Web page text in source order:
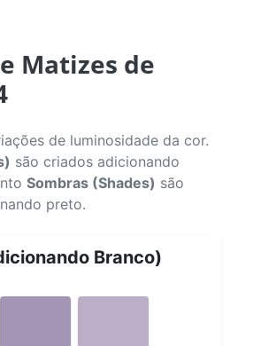
Matizes de
de luminosidade da cor.
são criados adicionando
Sombras (Shades) são
preto.
Branco)